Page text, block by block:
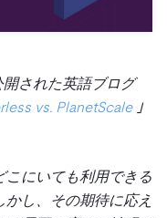
された英語ブログ
vs. PlanetScale ｣
にいても利用できる
し、その期待に応え